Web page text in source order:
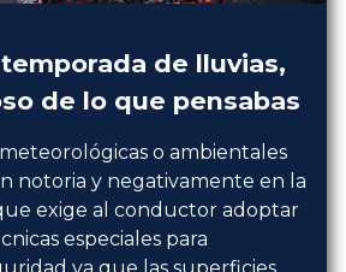
de lluvias,
de lo que pensabas
o ambientales
notoria y negativamente en la
exige al conductor adoptar
especiales para
ya que las superficies